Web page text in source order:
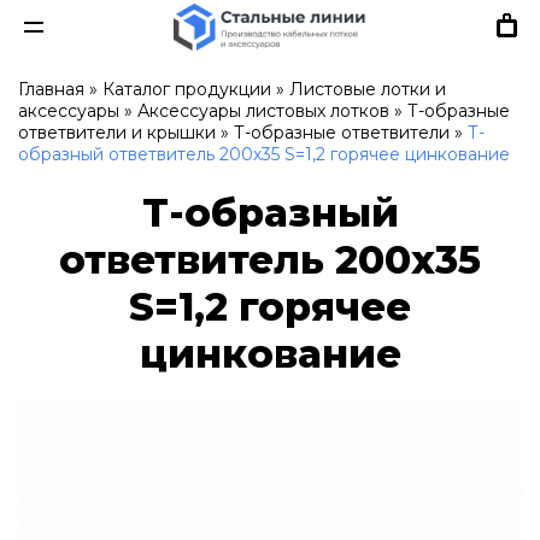
Главная » Каталог продукции » Листовые лотки и
аксессуары » Аксессуары листовых лотков » Т-образные
ответвители и крышки » Т-образные ответвители » Т-
образный ответвитель 200х35 S=1,2 горячее цинкование
Т-образный
ответвитель 200х35
S=1,2 горячее
цинкование